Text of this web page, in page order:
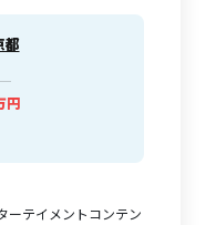
都
円
ーテイメントコンテン